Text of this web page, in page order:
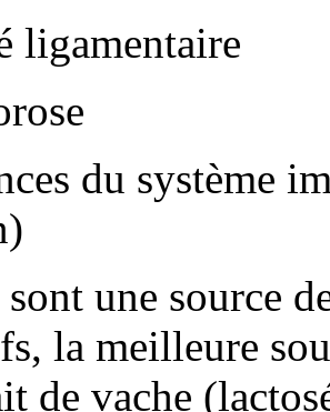
ligamentaire
du système
une source
la meilleure
de vache